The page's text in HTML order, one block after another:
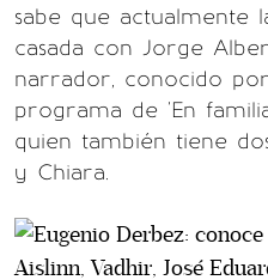
sabe que actualmente
casada con Jorge
narrador, conocido
programa de 'En
quien también tiene
y Chiara.